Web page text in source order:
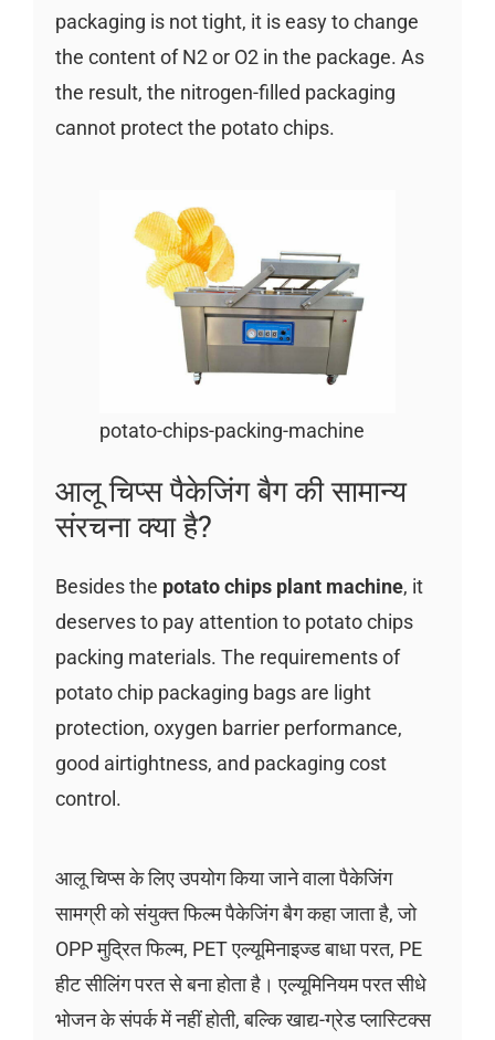
packaging is not tight, it is easy to change
the content of N2 or O2 in the package. As
the result, the nitrogen-filled packaging
cannot protect the potato chips.
potato-chips-packing-machine
आलू चिप्स पैकेजिंग बैग की सामान्य
संरचना क्या है?
Besides the potato chips plant machine, it
deserves to pay attention to potato chips
packing materials. The requirements of
potato chip packaging bags are light
protection, oxygen barrier performance,
good airtightness, and packaging cost
control.
आलू चिप्स के लिए उपयोग किया जाने वाला पैकेजिंग
सामग्री को संयुक्त फिल्म पैकेजिंग बैग कहा जाता है, जो
OPP मुद्रित फिल्म, PET एल्यूमिनाइज्ड बाधा परत, PE
हीट सीलिंग परत से बना होता है। एल्यूमिनियम परत सीधे
भोजन के संपर्क में नहीं होती, बल्कि खाद्य-ग्रेड प्लास्टिक्स